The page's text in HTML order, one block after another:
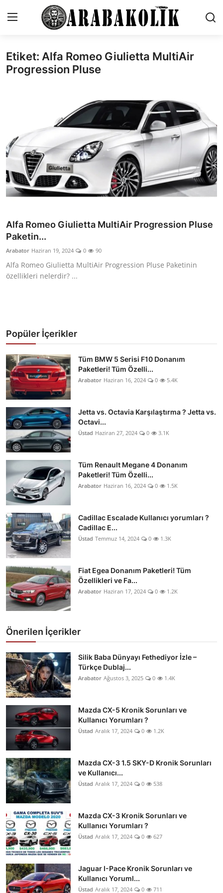
İletişim
Markalar
Motosiklet
Öneriler
Yağlar
Oto Bilgi
Etiket: Alfa Romeo Giulietta MultiAir
Progression Pluse
Alfa Romeo Giulietta MultiAir Progression Pluse
Paketin...
Arabator Haziran 19, 2024 0 90
Alfa Romeo Giulietta MultiAir Progression Pluse Paketinin
özellikleri nelerdir? ...
Popüler İçerikler
Tüm BMW 5 Serisi F10 Donanım
Paketleri! Tüm Özelli...
Arabator Haziran 16, 2024 0 5.4K
Jetta vs. Octavia Karşılaştırma ? Jetta vs.
Octavi...
Üstad Haziran 27, 2024 0 3.1K
Tüm Renault Megane 4 Donanım
Paketleri! Tüm Özelli...
Arabator Haziran 16, 2024 0 1.5K
Cadillac Escalade Kullanıcı yorumları ?
Cadillac E...
Üstad Temmuz 14, 2024 0 1.3K
Fiat Egea Donanım Paketleri! Tüm
Özellikleri ve Fa...
Arabator Haziran 17, 2024 0 1.2K
Önerilen İçerikler
Silik Baba Dünyayı Fethediyor İzle –
Türkçe Dublaj...
Arabator Ağustos 3, 2025 0 1.4K
Mazda CX-5 Kronik Sorunları ve
Kullanıcı Yorumları ?
Üstad Aralık 17, 2024 0 1.2K
Mazda CX-3 1.5 SKY-D Kronik Sorunları
ve Kullanıcı...
Üstad Aralık 17, 2024 0 538
Mazda CX-3 Kronik Sorunları ve
Kullanıcı Yorumları ?
Üstad Aralık 17, 2024 0 627
Jaguar I-Pace Kronik Sorunları ve
Kullanıcı Yoruml...
Üstad Aralık 17, 2024 0 711